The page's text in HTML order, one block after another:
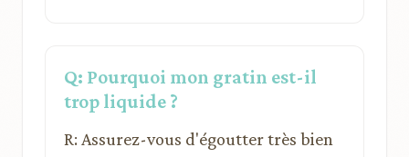
Q: Pourquoi mon gratin est-il
trop liquide ?
R: Assurez-vous d'égoutter très bien